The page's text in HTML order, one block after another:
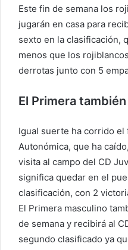
Este fin de semana los
jugarán en casa para
sexto en la clasificación,
menos que los
derrotas junto con 5
El Primera
Igual suerte ha corrido
Autonómica, que ha
visita al campo del CD
significa quedar en el
clasificación, con 2
El Primera masculino
de semana y recibirá al
segundo clasificado ya